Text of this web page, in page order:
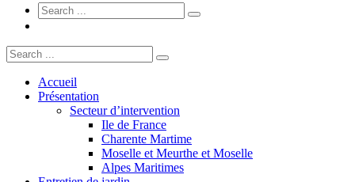
Accueil
Présentation
Secteur d’intervention
Ile de France
Charente Martime
Moselle et Meurthe et Moselle
Alpes Maritimes